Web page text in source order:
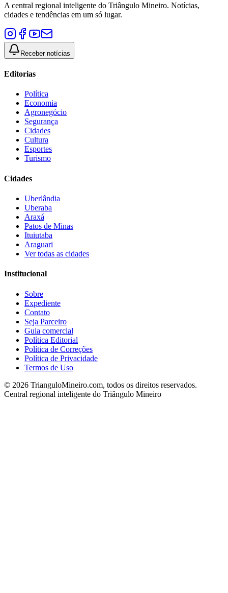
A central regional inteligente do Triângulo Mineiro. Notícias,
cidades e tendências em um só lugar.
Receber notícias
Editorias
Política
Economia
Agronegócio
Segurança
Cidades
Cultura
Esportes
Turismo
Cidades
Uberlândia
Uberaba
Araxá
Patos de Minas
Ituiutaba
Araguari
Ver todas as cidades
Institucional
Sobre
Expediente
Contato
Seja Parceiro
Guia comercial
Política Editorial
Política de Correções
Política de Privacidade
Termos de Uso
© 2026 TrianguloMineiro.com, todos os direitos reservados.
Central regional inteligente do Triângulo Mineiro